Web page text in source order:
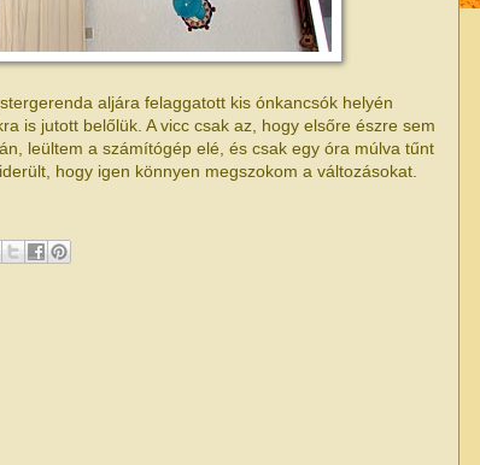
aljára felaggatott kis ónkancsók helyén
is jutott belőlük. A vicc csak az, hogy elsőre észre sem
leültem a számítógép elé, és csak egy óra múlva tűnt
hogy igen könnyen megszokom a változásokat.